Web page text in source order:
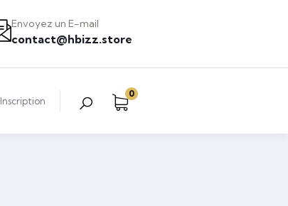
Envoyez un E-mail
contact@hbizz.store
Inscription
0